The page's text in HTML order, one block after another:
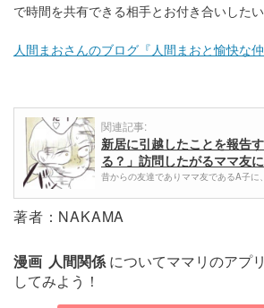
で時間を共有できる相手とお付き合いしたい
人間まおさんのブログ『人間まおと愉快な仲
関連記事:
新居に引越したことを報告
る？」訪問したがるママ友
昔からの友達でありママ友であるA子
著者：NAKAMA
漫画 人間関係 についてママリのアプ
してみよう！